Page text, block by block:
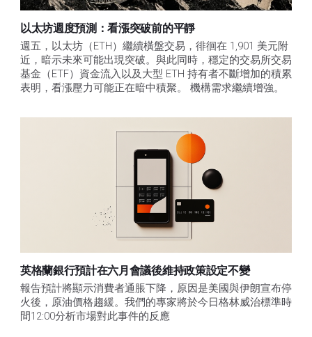
以太坊週度預測：看漲突破前的平靜
週五，以太坊（ETH）繼續橫盤交易，徘徊在 1,901 美元附
近，暗示未來可能出現突破。與此同時，穩定的交易所交易
基金（ETF）資金流入以及大型 ETH 持有者不斷增加的積累
表明，看漲壓力可能正在暗中積聚。 機構需求繼續增強。
英格蘭銀行預計在六月會議後維持政策設定不變
報告預計將顯示消費者通脹下降，原因是美國與伊朗宣布停
火後，原油價格趨緩。我們的專家將於今日格林威治標準時
間12:00分析市場對此事件的反應